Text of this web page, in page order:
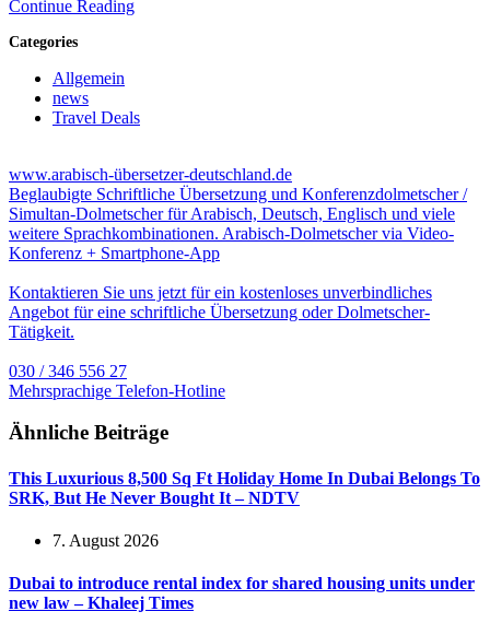
Continue Reading
Categories
Allgemein
news
Travel Deals
www.arabisch-übersetzer-deutschland.de
Beglaubigte Schriftliche Übersetzung und Konferenzdolmetscher /
Simultan-Dolmetscher für Arabisch, Deutsch, Englisch und viele
weitere Sprachkombinationen. Arabisch-Dolmetscher via Video-
Konferenz + Smartphone-App
Kontaktieren Sie uns jetzt für ein kostenloses unverbindliches
Angebot für eine schriftliche Übersetzung oder Dolmetscher-
Tätigkeit.
030 / 346 556 27
Mehrsprachige Telefon-Hotline
Ähnliche Beiträge
This Luxurious 8,500 Sq Ft Holiday Home In Dubai Belongs To
SRK, But He Never Bought It – NDTV
7. August 2026
Dubai to introduce rental index for shared housing units under
new law – Khaleej Times